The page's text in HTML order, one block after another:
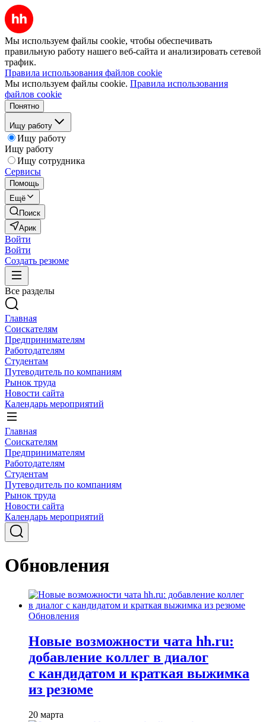
Мы используем файлы cookie, чтобы обеспечивать
правильную работу нашего веб-сайта и анализировать сетевой
трафик.
Правила использования файлов cookie
Мы используем файлы cookie. Правила использования
файлов cookie
Понятно
Ищу работу
Ищу работу
Ищу работу
Ищу сотрудника
Сервисы
Помощь
Ещё
Поиск
Арик
Войти
Войти
Создать резюме
Все разделы
Главная
Соискателям
Предпринимателям
Работодателям
Студентам
Путеводитель по компаниям
Рынок труда
Новости сайта
Календарь мероприятий
Главная
Соискателям
Предпринимателям
Работодателям
Студентам
Путеводитель по компаниям
Рынок труда
Новости сайта
Календарь мероприятий
Обновления
Обновления
Новые возможности чата hh.ru:
добавление коллег в диалог
с кандидатом и краткая выжимка
из резюме
20 марта